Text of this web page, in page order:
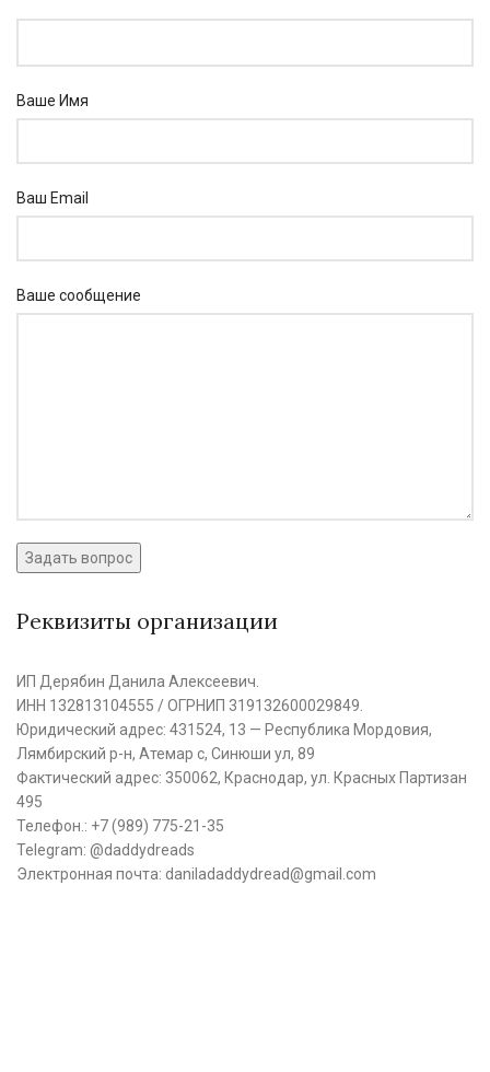
Ваше Имя
Ваш Email
Ваше сообщение
Реквизиты организации
ИП Дерябин Данила Алексеевич.
ИНН 132813104555 / ОГРНИП 319132600029849.
Юридический адрес: 431524, 13 — Республика Мордовия,
Лямбирский р-н, Атемар с, Синюши ул, 89
Фактический адрес: 350062, Краснодар, ул. Красных Партизан
495
Телефон.: +7 (989) 775-21-35
Telegram: @daddydreads
Электронная почта: daniladaddydread@gmail.com